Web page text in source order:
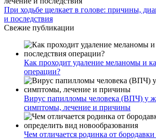
При ходьбе щелкает в голове: причины,
и последствия
Свежие публикации
Как проходит удаление меланомы и
операции?
Вирус папилломы человека (ВПЧ) у
симптомы, лечение и причины
Чем отличается родинка от